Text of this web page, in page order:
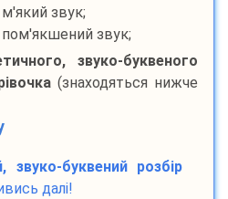
звук;
пом'якшений звук;
звуко-буквеного
(знаходяться нижче
звуко-буквений розбір
далі!